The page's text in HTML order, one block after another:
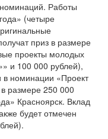
Работы
(четыре
приз в размере
проекты молодых
и 100 000 рублей),
в номинации «Проект
размере 250 000
Красноярск. Вклад
будет отмечен